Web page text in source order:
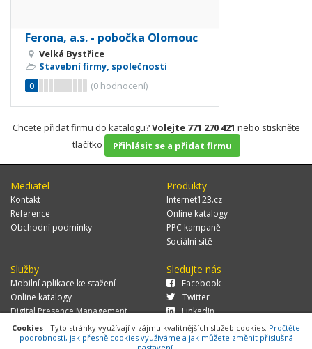
Ferona, a.s. - pobočka Olomouc
Velká Bystřice
Stavební firmy, společnosti
0
(0 hodnocení)
Chcete přidat firmu do katalogu?Volejte 771 270 421 nebo stiskněte
tlačítko
Přihlásit se a přidat firmu
Mediatel
Kontakt
Reference
Obchodní podmínky
Produkty
Internet123.cz
Online katalogy
PPC kampaně
Sociální sítě
Služby
Mobilní aplikace ke stažení
Online katalogy
Digital Presence Management
Více zákazníků
Sledujte nás
Facebook
Twitter
LinkedIn
Cookies - Tyto stránky využívají v zájmu kvalitnějších služeb cookies. Pročtěte
podrobnosti, jak přesně cookies využíváme a jak můžete změnit příslušná